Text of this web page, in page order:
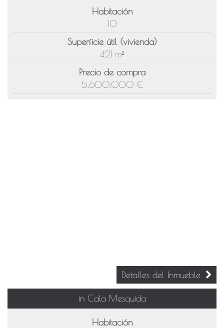
Habitación
10
Superficie útil (vivienda)
421 m²
Precio de compra
5.600.000 €
Detalles del Inmueble
in Cala Mesquida
Habitación